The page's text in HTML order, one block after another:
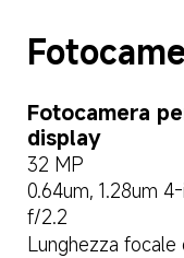
Fotocamera
display
32 MP
0.64um, 1.28um 4-
f/2.2
Lunghezza focale